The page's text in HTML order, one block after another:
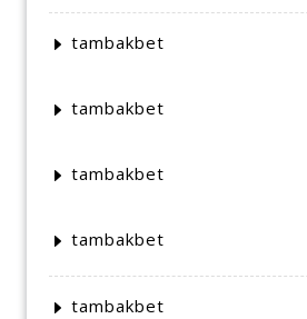
tambakbet
tambakbet
tambakbet
tambakbet
tambakbet